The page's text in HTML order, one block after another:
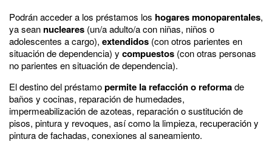
Podrán acceder a los préstamos los hogares monoparentales,
ya sean nucleares (un/a adulto/a con niñas, niños o
adolescentes a cargo), extendidos (con otros parientes en
situación de dependencia) y compuestos (con otras personas
no parientes en situación de dependencia).
El destino del préstamopermite la refacción o reformade
baños y cocinas, reparación de humedades,
impermeabilización de azoteas, reparación o sustitución de
pisos, pintura y revoques, así como la limpieza, recuperación y
pintura de fachadas, conexiones al saneamiento.